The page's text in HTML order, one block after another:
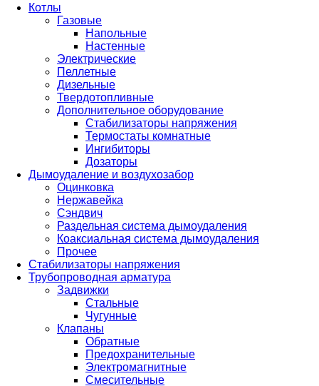
Котлы
Газовые
Напольные
Настенные
Электрические
Пеллетные
Дизельные
Твердотопливные
Дополнительное оборудование
Стабилизаторы напряжения
Термостаты комнатные
Ингибиторы
Дозаторы
Дымоудаление и воздухозабор
Оцинковка
Нержавейка
Сэндвич
Раздельная система дымоудаления
Коаксиальная система дымоудаления
Прочее
Стабилизаторы напряжения
Трубопроводная арматура
Задвижки
Стальные
Чугунные
Клапаны
Обратные
Предохранительные
Электромагнитные
Смесительные